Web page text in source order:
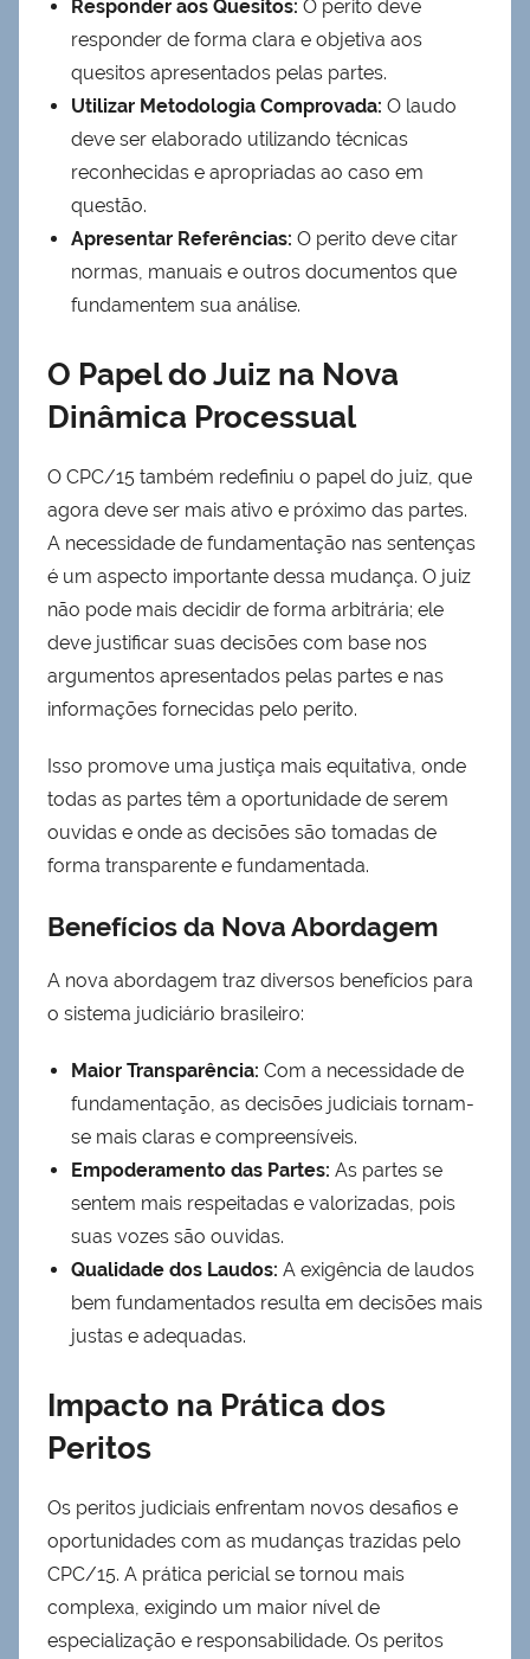
Responder aos Quesitos: O perito deve
responder de forma clara e objetiva aos
quesitos apresentados pelas partes.
Utilizar Metodologia Comprovada: O laudo
deve ser elaborado utilizando técnicas
reconhecidas e apropriadas ao caso em
questão.
Apresentar Referências: O perito deve citar
normas, manuais e outros documentos que
fundamentem sua análise.
O Papel do Juiz na Nova
Dinâmica Processual
O CPC/15 também redefiniu o papel do juiz, que
agora deve ser mais ativo e próximo das partes.
A necessidade de fundamentação nas sentenças
é um aspecto importante dessa mudança. O juiz
não pode mais decidir de forma arbitrária; ele
deve justificar suas decisões com base nos
argumentos apresentados pelas partes e nas
informações fornecidas pelo perito.
Isso promove uma justiça mais equitativa, onde
todas as partes têm a oportunidade de serem
ouvidas e onde as decisões são tomadas de
forma transparente e fundamentada.
Benefícios da Nova Abordagem
A nova abordagem traz diversos benefícios para
o sistema judiciário brasileiro:
Maior Transparência: Com a necessidade de
fundamentação, as decisões judiciais tornam-
se mais claras e compreensíveis.
Empoderamento das Partes: As partes se
sentem mais respeitadas e valorizadas, pois
suas vozes são ouvidas.
Qualidade dos Laudos: A exigência de laudos
bem fundamentados resulta em decisões mais
justas e adequadas.
Impacto na Prática dos
Peritos
Os peritos judiciais enfrentam novos desafios e
oportunidades com as mudanças trazidas pelo
CPC/15. A prática pericial se tornou mais
complexa, exigindo um maior nível de
especialização e responsabilidade. Os peritos